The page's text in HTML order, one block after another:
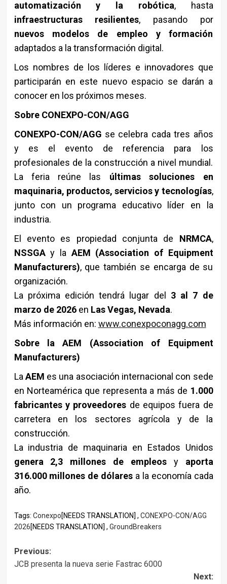
automatización y la robótica, hasta
infraestructuras resilientes, pasando por
nuevos modelos de empleo y formación
adaptados a la transformación digital.
Los nombres de los líderes e innovadores que
participarán en este nuevo espacio se darán a
conocer en los próximos meses.
Sobre CONEXPO-CON/AGG
CONEXPO-CON/AGG se celebra cada tres años
y es el evento de referencia para los
profesionales de la construcción a nivel mundial.
La feria reúne las últimas soluciones en
maquinaria, productos, servicios y tecnologías,
junto con un programa educativo líder en la
industria.
El evento es propiedad conjunta de NRMCA,
NSSGAy laAEM (Association of Equipment
Manufacturers), que también se encarga de su
organización.
La próxima edición tendrá lugar del 3 al 7 de
marzo de 2026en Las Vegas, Nevada.
Más información en: www.conexpoconagg.com
Sobre la AEM (Association of Equipment
Manufacturers)
LaAEM es una asociación internacional con sede
en Norteamérica que representa a más de 1.000
fabricantes y proveedores de equipos fuera de
carretera en los sectores agrícola y de la
construcción.
La industria de maquinaria en Estados Unidos
genera 2,3 millones de empleosy aporta
316.000 millones de dólares a la economía cada
año.
Tags: Conexpo[NEEDS TRANSLATION] , CONEXPO-CON/AGG
2026[NEEDS TRANSLATION] , GroundBreakers
Post
navigation
Previous:
JCB presenta la nueva serie Fastrac 6000
Next: